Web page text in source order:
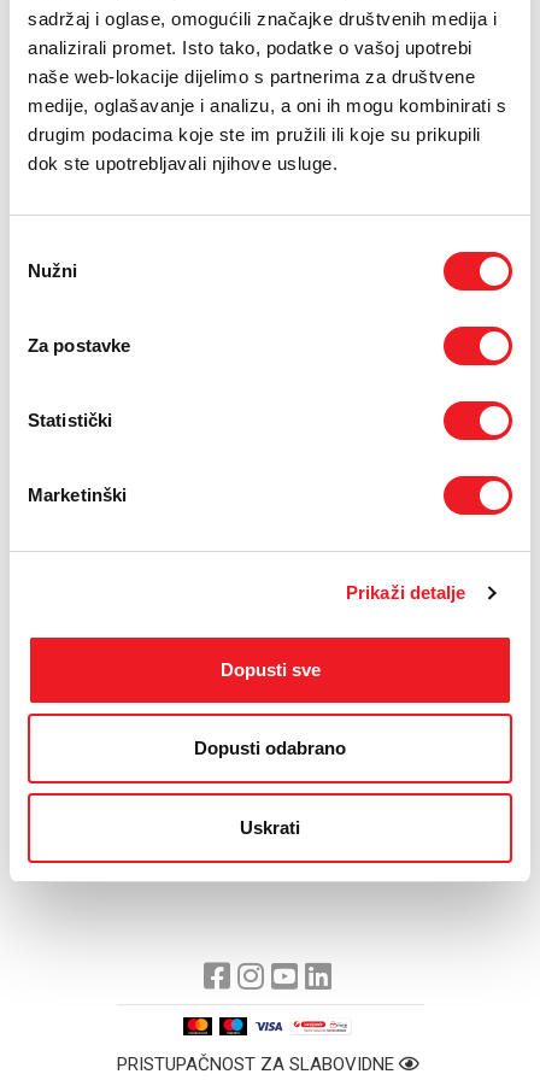
sadržaj i oglase, omogućili značajke društvenih medija i
analizirali promet. Isto tako, podatke o vašoj upotrebi
naše web-lokacije dijelimo s partnerima za društvene
medije, oglašavanje i analizu, a oni ih mogu kombinirati s
drugim podacima koje ste im pružili ili koje su prikupili
dok ste upotrebljavali njihove usluge.
pristanka
Nužni
Za postavke
Statistički
Marketinški
Prikaži detalje
Dopusti sve
Dopusti odabrano
Uskrati
E-RAČUN
PODRŠKA
TELEFONSKI IMENIK
*izložene cijene odnose se na nove korisnike i korisnike kojima je preostalo 0-6
Za ostale uređaje iz ponude posjetiteprodajna mjesta
HTERONET-a
ili nas kontaktirajte online putemkontakt obrasca
Imate li KUĆNI paket kod
NEMAM
4XL PAKET nudi mogućnost prijevremenog produljenja ugovora
- do 12 mjeseci prije isteka postojećeg ugovora!
PRISTUPAČNOST ZA SLABOVIDNE